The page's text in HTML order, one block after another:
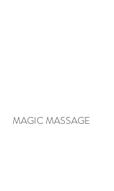
MAGIC MASSAGE